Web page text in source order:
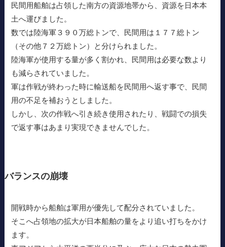
民間用船舶は占領した南方の資源地帯から、資源を日本本
土へ運びました。
数では陸海軍３９０万総トンで、民間用は１７７総トン
（その他７２万総トン）と分けられました。
陸海軍が使用する量が多く割かれ、民間用は必要な数より
も減らされていました。
軍は作戦が終わった時に輸送船を民間用へ返す事で、民間
用の不足を補おうとしました。
しかし、次の作戦へ引き続き使用されたり、戦闘での損失
で返す事はあまり実現できませんでした。
バランスの崩壊
開戦時から船舶は軍用が優先して配分されていました。
そこへ占領地の拡大が日本船舶の量をより追い打ちをかけ
ます。